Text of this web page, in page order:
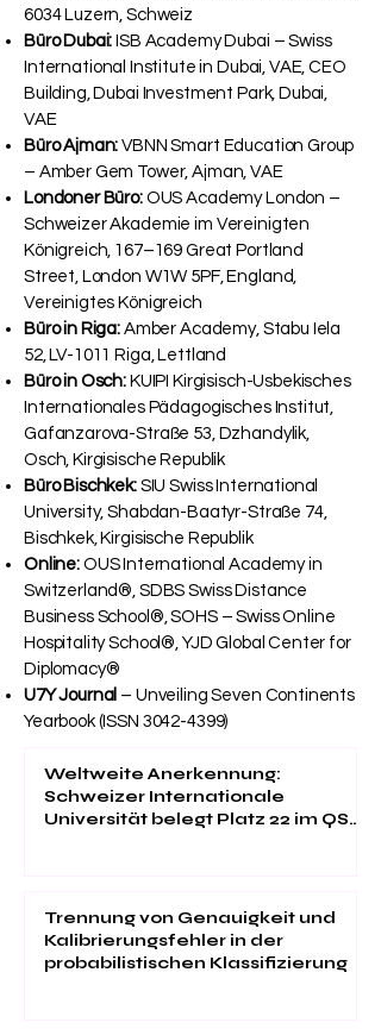
6034 Luzern, Schweiz
Büro Dubai: ISB Academy Dubai – Swiss
International Institute in Dubai, VAE, CEO
Building, Dubai Investment Park, Dubai,
VAE
Büro Ajman: VBNN Smart Education Group
– Amber Gem Tower, Ajman, VAE
Londoner Büro:OUS Academy London –
Schweizer Akademie im Vereinigten
Königreich, 167–169 Great Portland
Street, London W1W 5PF, England,
Vereinigtes Königreich
Büro in Riga: Amber Academy, Stabu Iela
52, LV-1011 Riga, Lettland
Büro in Osch: KUIPI Kirgisisch-Usbekisches
Internationales Pädagogisches Institut,
Gafanzarova-Straße 53, Dzhandylik,
Osch, Kirgisische Republik
Büro Bischkek:SIU Swiss International
University, Shabdan-Baatyr-Straße 74,
Bischkek, Kirgisische Republik
Online:OUS International Academy in
Switzerland®, SDBS Swiss Distance
Business School®, SOHS – Swiss Online
Hospitality School®, YJD Global Center for
Diplomacy®
U7Y Journal – Unveiling Seven Continents
Yearbook (ISSN 3042-4399)
Weltweite Anerkennung:
Schweizer Internationale
Universität belegt Platz 22 im QS
Trennung von Genauigkeit und
Kalibrierungsfehler in der
probabilistischen Klassifizierung